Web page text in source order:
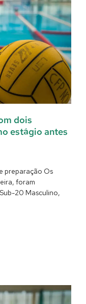
dois
estágio antes
preparação Os
foram
20 Masculino,